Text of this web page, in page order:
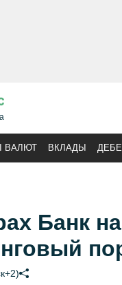
ВАЛЮТ ВКЛАДЫ
Банк